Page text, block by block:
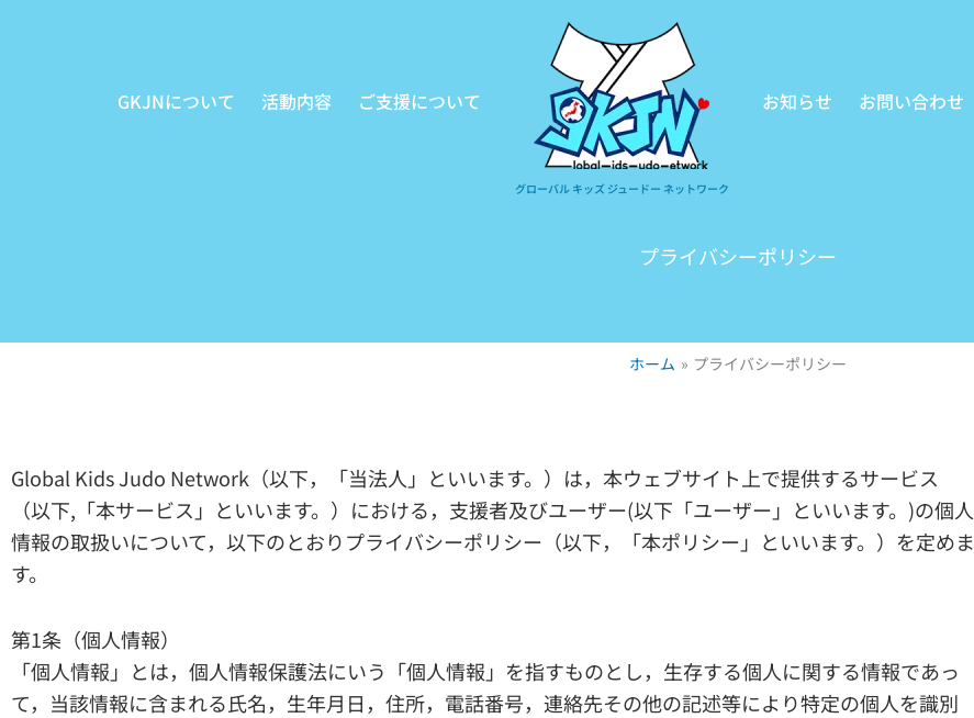
GKJNについて 活動内容 ご支援について
グローバル キッズ ジュードー ネットワーク
お知らせ お問い合わせ
プライバシーポリシー
ホーム プライバシーポリシー
Global Kids Judo Network（以下，「当法人」といいます。）は，本ウェブサイト上で提供するサービス
（以下,「本サービス」といいます。）における，支援者及びユーザー(以下「ユーザー」といいます。)の個人
情報の取扱いについて，以下のとおりプライバシーポリシー（以下，「本ポリシー」といいます。）を定めま
す。
第1条（個人情報）
「個人情報」とは，個人情報保護法にいう「個人情報」を指すものとし，生存する個人に関する情報であっ
て，当該情報に含まれる氏名，生年月日，住所，電話番号，連絡先その他の記述等により特定の個人を識別